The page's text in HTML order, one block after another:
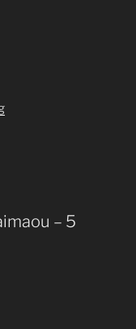
“[Clip-
–
– 5